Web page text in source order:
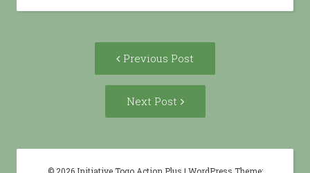
Previous Post
post:
Next Post
Post:
© 2026 Initiative Togo Action Plus | WordPress Theme: